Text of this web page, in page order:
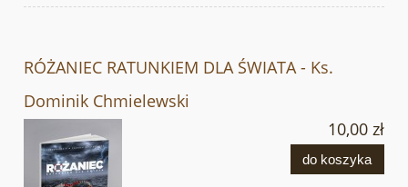
RÓŻANIEC RATUNKIEM DLA ŚWIATA - Ks.
Dominik Chmielewski
10,00 zł
do koszyka